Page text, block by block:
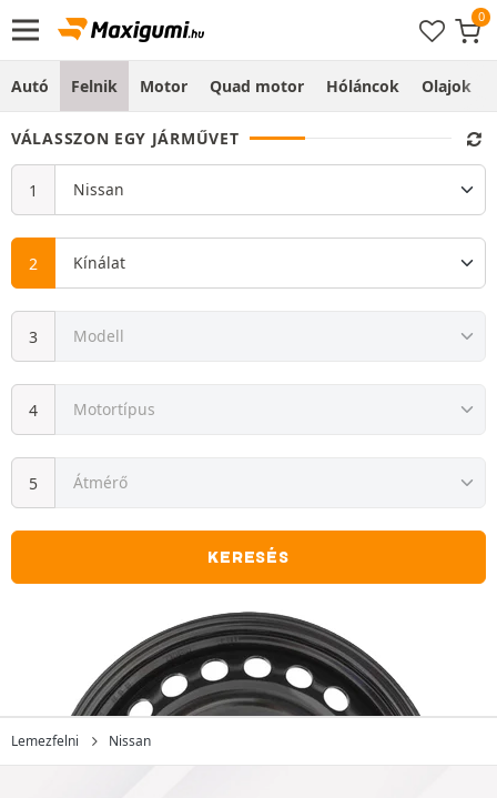
Autó Felnik Motor Quad motor Hóláncok Olajok
VÁLASSZON EGY JÁRMŰVET
KERESÉS
Lemezfelni Nissan